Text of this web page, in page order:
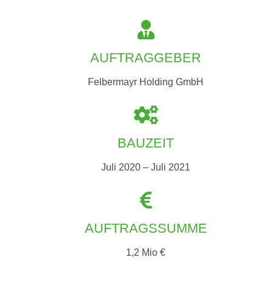
AUFTRAGGEBER
Felbermayr Holding GmbH
BAUZEIT
Juli 2020 – Juli 2021
AUFTRAGSSUMME
1,2 Mio €